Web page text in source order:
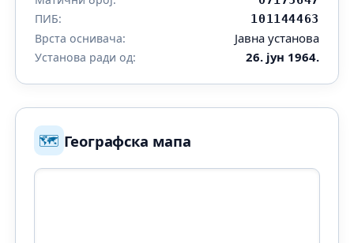
ПИБ: 101144463
Врста оснивача: Јавна установа
Установа ради од: 26. јун 1964.
🗺️ Географска мапа